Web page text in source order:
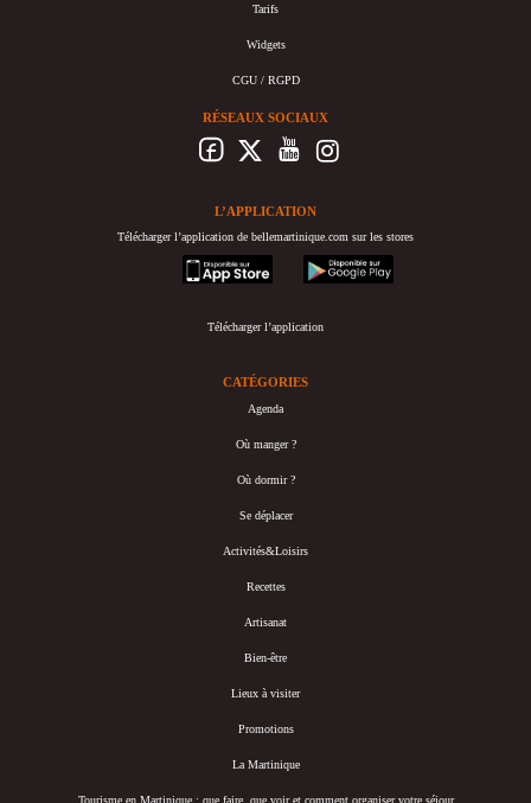
Tarifs
Widgets
CGU / RGPD
RÉSEAUX SOCIAUX
L’APPLICATION
Télécharger l’application de bellemartinique.com sur les stores
appstore
googleplay
Télécharger l’application
CATÉGORIES
Agenda
Où manger ?
Où dormir ?
Se déplacer
Activités&Loisirs
Recettes
Artisanat
Bien-être
Lieux à visiter
Promotions
La Martinique